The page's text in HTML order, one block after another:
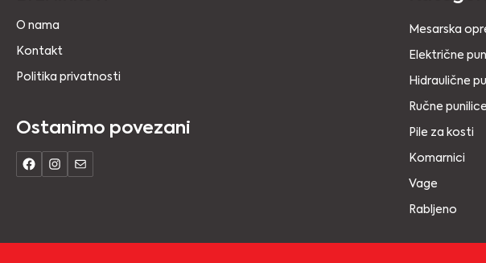
O nama
Kontakt
Politika privatnosti
Ostanimo povezani
Mesarska
Električne
Hidraulične
Ručne punilice
Pile za kosti
Komarnici
Vage
Rabljeno